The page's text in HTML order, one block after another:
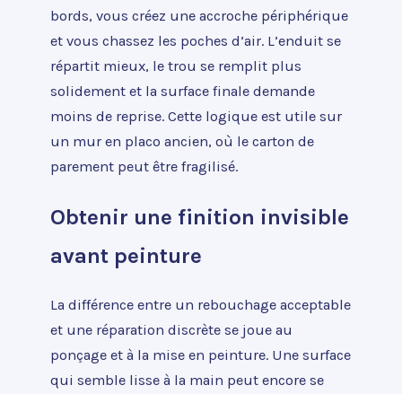
bords, vous créez une accroche périphérique
et vous chassez les poches d’air. L’enduit se
répartit mieux, le trou se remplit plus
solidement et la surface finale demande
moins de reprise. Cette logique est utile sur
un mur en placo ancien, où le carton de
parement peut être fragilisé.
Obtenir une finition invisible
avant peinture
La différence entre un rebouchage acceptable
et une réparation discrète se joue au
ponçage et à la mise en peinture. Une surface
qui semble lisse à la main peut encore se